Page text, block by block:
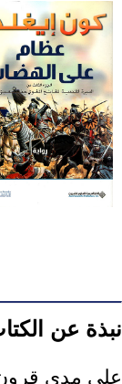
نبذة عن
على مدى